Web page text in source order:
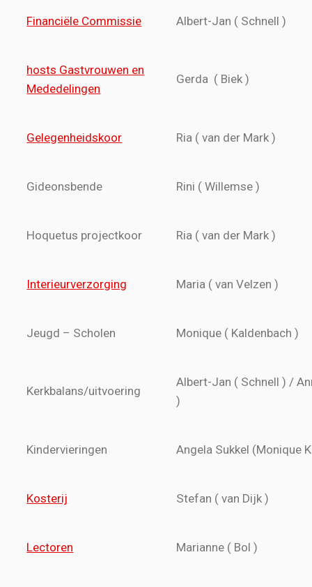
Financiële Commissie Albert-Jan ( Schnell )
hosts Gastvrouwen en
Mededelingen
Gerda ( Biek )
Gelegenheidskoor Ria ( van der Mark )
Gideonsbende Rini ( Willemse )
Hoquetus projectkoor Ria ( van der Mark )
Interieurverzorging Maria ( van Velzen )
Jeugd – Scholen Monique ( Kaldenbach )
Kerkbalans/uitvoering
Albert-Jan ( Schnell ) /
)
Kindervieringen Angela Sukkel (Monique
Kosterij Stefan ( van Dijk )
Lectoren Marianne ( Bol )